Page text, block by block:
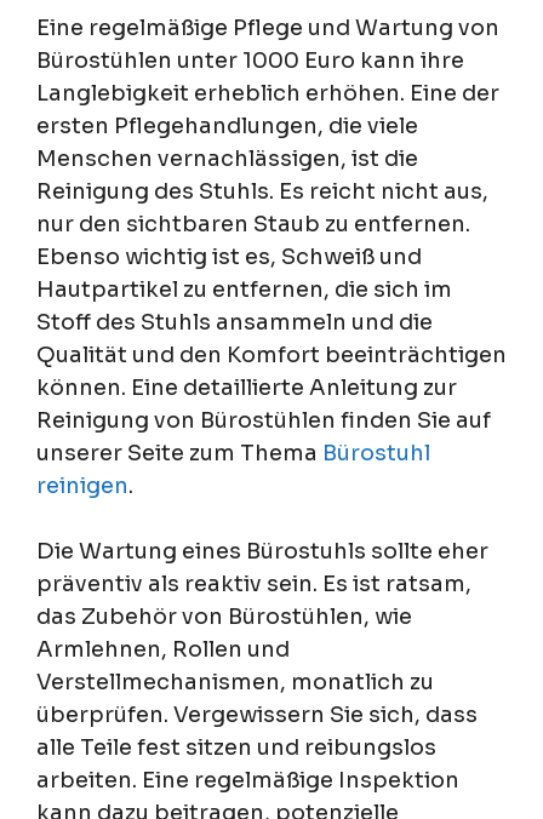
Eine regelmäßige Pflege und Wartung von
Bürostühlen unter 1000 Euro kann ihre
Langlebigkeit erheblich erhöhen. Eine der
ersten Pflegehandlungen, die viele
Menschen vernachlässigen, ist die
Reinigung des Stuhls. Es reicht nicht aus,
nur den sichtbaren Staub zu entfernen.
Ebenso wichtig ist es, Schweiß und
Hautpartikel zu entfernen, die sich im
Stoff des Stuhls ansammeln und die
Qualität und den Komfort beeinträchtigen
können. Eine detaillierte Anleitung zur
Reinigung von Bürostühlen finden Sie auf
unserer Seite zum Thema Bürostuhl
reinigen.
Die Wartung eines Bürostuhls sollte eher
präventiv als reaktiv sein. Es ist ratsam,
das Zubehör von Bürostühlen, wie
Armlehnen, Rollen und
Verstellmechanismen, monatlich zu
überprüfen. Vergewissern Sie sich, dass
alle Teile fest sitzen und reibungslos
arbeiten. Eine regelmäßige Inspektion
kann dazu beitragen, potenzielle